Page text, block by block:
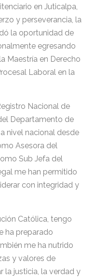
en Juticalpa,
y perseverancia, la
la oportunidad de
egresando
Maestría en Derecho
Laboral en la
Nacional de
Departamento de
nivel nacional desde
Asesora del
Sub Jefa del
me han permitido
con integridad y
Católica, tengo
ha preparado
me ha nutrido
y valores de
la justicia, la verdad y